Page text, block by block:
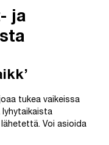
ja
tukea vaikeissa
lyhytaikaista
Voi asioida